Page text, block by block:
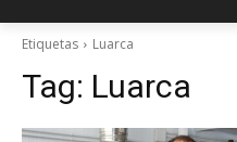
Etiquetas Luarca
Tag: Luarca